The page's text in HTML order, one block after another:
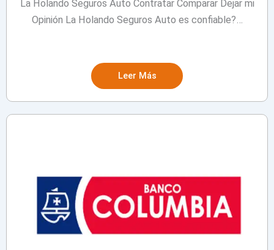
La Holando Seguros Auto Contratar Comparar Dejar mi
Opinión La Holando Seguros Auto es confiable?…
Leer Más